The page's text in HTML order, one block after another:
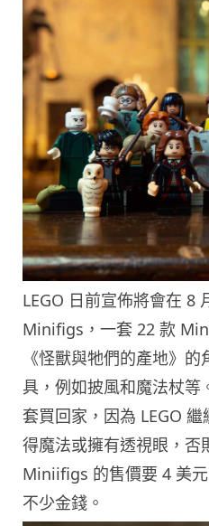
LEGO 日前宣佈將會在 8
Minifigs，一套 22 款
《怪獸與牠們的產地》
具，例如披風和魔法杖
套買回家，因為 LEGO
得魔法或擁有透視眼，否
Miniifigs 的售價要 4 美
不少金錢。